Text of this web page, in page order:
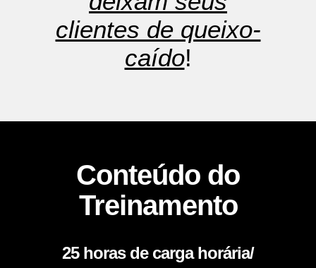
clientes de queixo-
caído!
Conteúdo do
Treinamento
25 horas de carga horária/